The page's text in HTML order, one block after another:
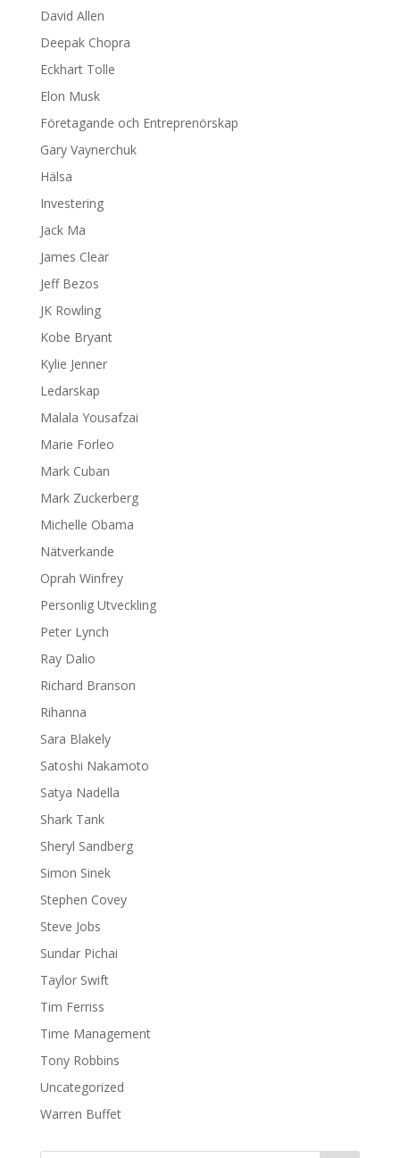
David Allen
Deepak Chopra
Eckhart Tolle
Elon Musk
Företagande och Entreprenörskap
Gary Vaynerchuk
Hälsa
Investering
Jack Ma
James Clear
Jeff Bezos
JK Rowling
Kobe Bryant
Kylie Jenner
Ledarskap
Malala Yousafzai
Marie Forleo
Mark Cuban
Mark Zuckerberg
Michelle Obama
Nätverkande
Oprah Winfrey
Personlig Utveckling
Peter Lynch
Ray Dalio
Richard Branson
Rihanna
Sara Blakely
Satoshi Nakamoto
Satya Nadella
Shark Tank
Sheryl Sandberg
Simon Sinek
Stephen Covey
Steve Jobs
Sundar Pichai
Taylor Swift
Tim Ferriss
Time Management
Tony Robbins
Uncategorized
Warren Buffet